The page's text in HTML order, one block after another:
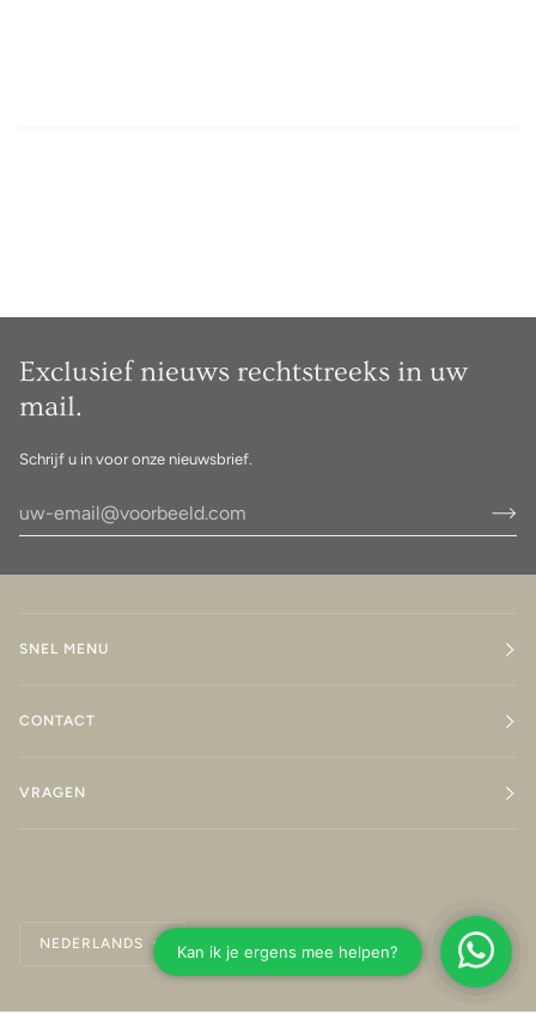
Exclusief nieuws rechtstreeks in uw
mail.
Schrijf u in voor onze nieuwsbrief.
SNEL MENU
CONTACT
VRAGEN
Taal
NEDERLANDS